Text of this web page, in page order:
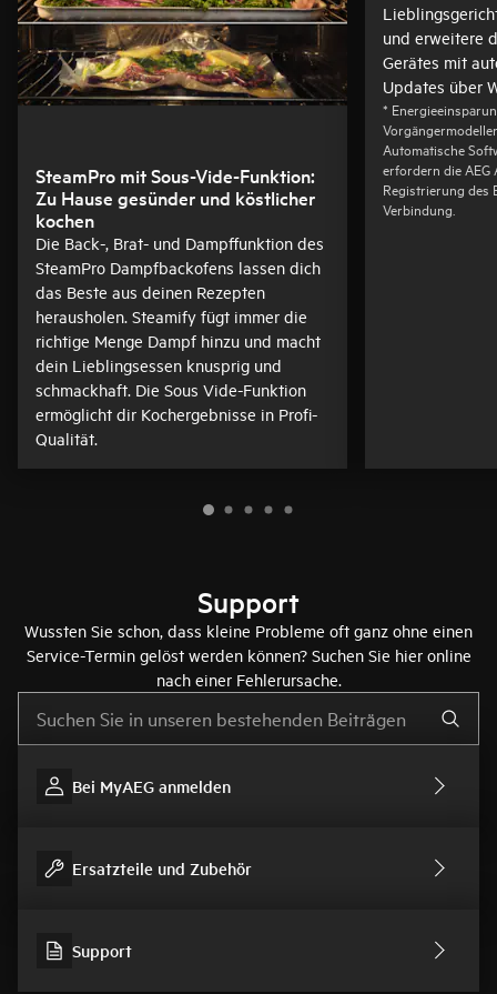
SteamPro mit Sous-Vide-Funktion:
Zu Hause gesünder und köstlicher
kochen
Die Back-, Brat- und Dampffunktion des
SteamPro Dampfbackofens lassen dich
das Beste aus deinen Rezepten
herausholen. Steamify fügt immer die
richtige Menge Dampf hinzu und macht
dein Lieblingsessen knusprig und
schmackhaft. Die Sous Vide-Funktion
ermöglicht dir Kochergebnisse in Profi-
Qualität.
und erweitere
Gerätes mit
Updates über
*
Automatische
erfordern die AEG
Registrierung des
Verbindung.
Support
Wussten Sie schon, dass kleine Probleme oft ganz ohne einen
Service-Termin gelöst werden können? Suchen Sie hier online
nach einer Fehlerursache.
Bei MyAEG anmelden
Ersatzteile und Zubehör
Support